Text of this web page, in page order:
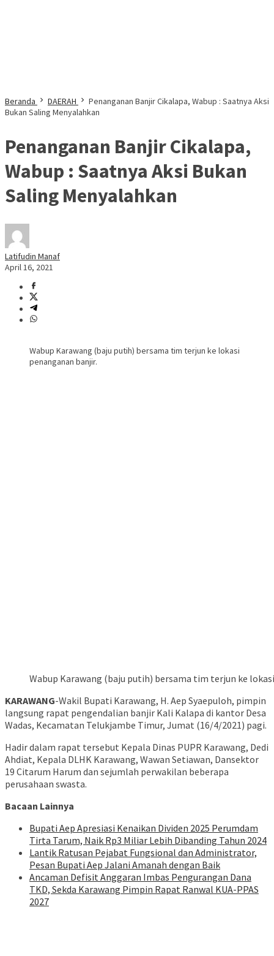
Beranda DAERAH
Penanganan Banjir Cikalapa, Wabup : Saatnya Aksi
Bukan Saling Menyalahkan
Penanganan Banjir Cikalapa,
Wabup : Saatnya Aksi Bukan
Saling Menyalahkan
Latifudin Manaf
April 16, 2021
Wabup Karawang (baju putih) bersama tim terjun ke lokasi
penanganan banjir.
Wabup Karawang (baju putih) bersama tim terjun ke
KARAWANG-Wakil Bupati Karawang, H. Aep Syaepuloh, pimpin
langsung rapat pengendalian banjir Kali Kalapa di kantor Desa
Wadas, Kecamatan Telukjambe Timur, Jumat (16/4/2021) pagi.
Hadir dalam rapat tersebut Kepala Dinas PUPR Karawang, Dedi
Ahdiat, Kepala DLHK Karawang, Wawan Setiawan, Dansektor
19 Citarum Harum dan sejumlah perwakilan beberapa
perusahaan swasta.
Bacaan Lainnya
Bupati Aep Apresiasi Kenaikan Dividen 2025 Perumdam
Tirta Tarum, Naik Rp3 Miliar Lebih Dibanding Tahun 2024
Lantik Ratusan Pejabat Fungsional dan Administrator,
Pesan Bupati Aep Jalani Amanah dengan Baik
Ancaman Defisit Anggaran Imbas Pengurangan Dana
TKD, Sekda Karawang Pimpin Rapat Ranwal KUA-PPAS
2027